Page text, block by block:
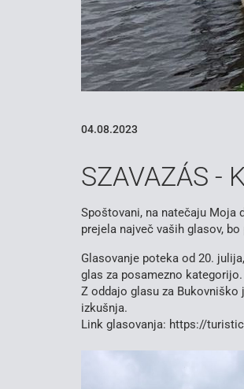
04.08.2023
SZAVAZÁS -
Spoštovani, na natečaju
prejela največ vaših glasov,
Glasovanje poteka od 20.
glas za posamezno kategorijo.
Z oddajo glasu za
izkušnja.
Link glasovanja: https://